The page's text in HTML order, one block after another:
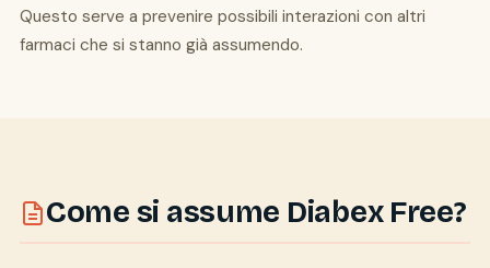
Questo serve a prevenire possibili interazioni con altri
farmaci che si stanno già assumendo.
Come si assume Diabex Free?